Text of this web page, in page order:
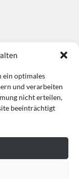
ein optimales
und verarbeiten
nicht erteilen,
beeinträchtigt
Datenschutz